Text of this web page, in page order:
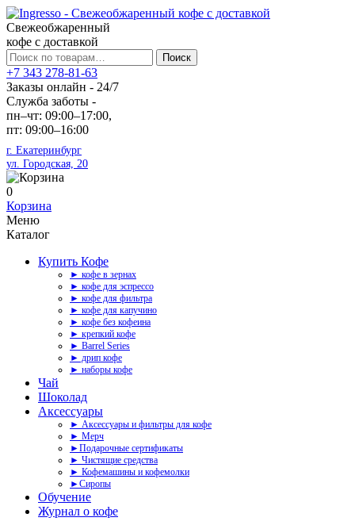
Свежеобжаренный
кофе с доставкой
Искать:
Поиск
+7 343 278-81-63
Заказы онлайн - 24/7
Служба заботы -
пн–чт: 09:00–17:00,
пт: 09:00–16:00
г. Екатеринбург
ул. Городская, 20
0
Корзина
Меню
Каталог
Купить Кофе
► кофе в зернах
► кофе для эспрессо
► кофе для фильтра
► кофе для капучино
► кофе без кофеина
► крепкий кофе
► Barrel Series
► дрип кофе
► наборы кофе
Чай
Шоколад
Аксессуары
► Аксессуары и фильтры для кофе
► Мерч
►Подарочные сертификаты
► Чистящие средства
► Кофемашины и кофемолки
►Сиропы
Обучение
Журнал о кофе